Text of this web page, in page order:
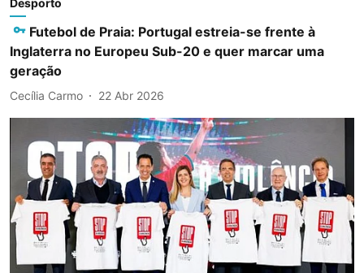
Desporto
Futebol de Praia: Portugal estreia-se frente à
Inglaterra no Europeu Sub-20 e quer marcar uma
geração
Cecília Carmo 22 Abr 2026